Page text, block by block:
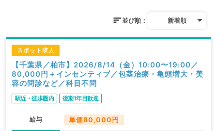
並び順： 新着順
スポット求人
【千葉県／柏市】2026/8/14（金）10:00〜19:00／
80,000円＋インセンティブ／包茎治療・亀頭増大・美
容の問診など／科目不問
駅近・徒歩圏内 後期1年目歓迎
給与 単価80,000円